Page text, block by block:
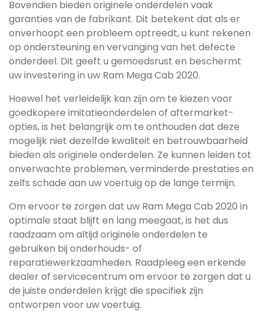
Bovendien bieden originele onderdelen vaak
garanties van de fabrikant. Dit betekent dat als er
onverhoopt een probleem optreedt, u kunt rekenen
op ondersteuning en vervanging van het defecte
onderdeel. Dit geeft u gemoedsrust en beschermt
uw investering in uw Ram Mega Cab 2020.
Hoewel het verleidelijk kan zijn om te kiezen voor
goedkopere imitatieonderdelen of aftermarket-
opties, is het belangrijk om te onthouden dat deze
mogelijk niet dezelfde kwaliteit en betrouwbaarheid
bieden als originele onderdelen. Ze kunnen leiden tot
onverwachte problemen, verminderde prestaties en
zelfs schade aan uw voertuig op de lange termijn.
Om ervoor te zorgen dat uw Ram Mega Cab 2020 in
optimale staat blijft en lang meegaat, is het dus
raadzaam om altijd originele onderdelen te
gebruiken bij onderhouds- of
reparatiewerkzaamheden. Raadpleeg een erkende
dealer of servicecentrum om ervoor te zorgen dat u
de juiste onderdelen krijgt die specifiek zijn
ontworpen voor uw voertuig.